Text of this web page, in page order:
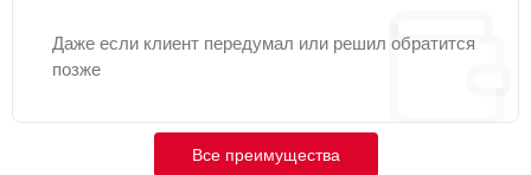
Даже если клиент передумал или решил обратится
позже
Все преимущества